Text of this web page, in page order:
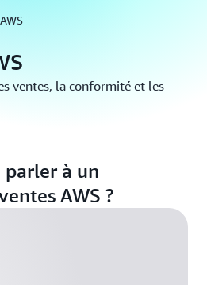
ventes, la conformité et les
parler à un
AWS ?